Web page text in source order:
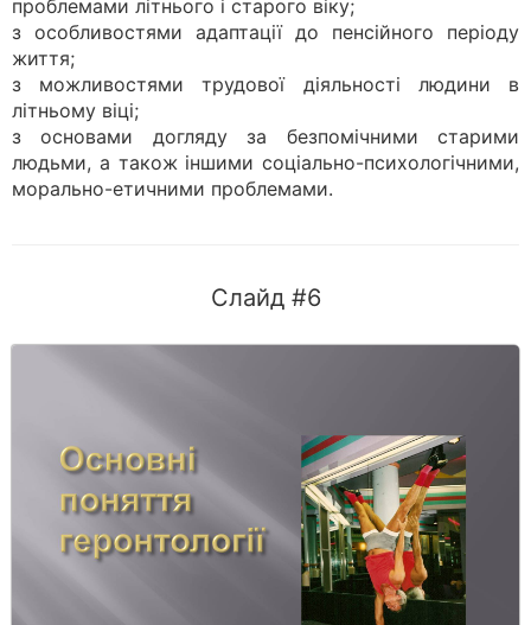
проблемами літнього і старого віку;
з особливостями адаптації до пенсійного періоду
життя;
з можливостями трудової діяльності людини в
літньому віці;
з основами догляду за безпомічними старими
людьми, а також іншими соціально-психологічними,
морально-етичними проблемами.
Слайд #6